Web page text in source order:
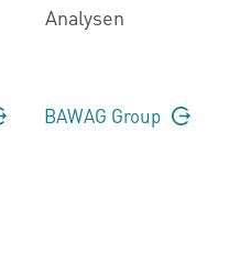
Analysen
BAWAG Group